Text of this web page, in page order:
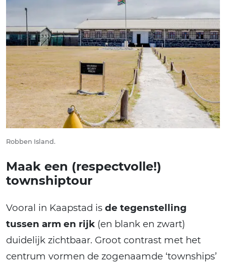
Robben Island.
Maak een (respectvolle!)
townshiptour
Vooral in Kaapstad is de tegenstelling
tussen arm en rijk (en blank en zwart)
duidelijk zichtbaar. Groot contrast met het
centrum vormen de zogenaamde ‘townships’